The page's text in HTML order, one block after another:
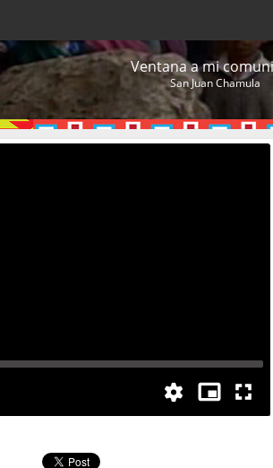
Ventana a mi
San Juan Chamula